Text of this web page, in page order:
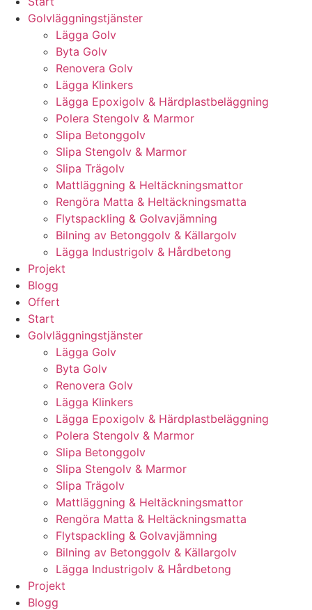
Golvläggningstjänster
Lägga Golv
Byta Golv
Renovera Golv
Lägga Klinkers
Lägga Epoxigolv & Härdplastbeläggning
Polera Stengolv & Marmor
Slipa Betonggolv
Slipa Stengolv & Marmor
Slipa Trägolv
Mattläggning & Heltäckningsmattor
Rengöra Matta & Heltäckningsmatta
Flytspackling & Golvavjämning
Bilning av Betonggolv & Källargolv
Lägga Industrigolv & Hårdbetong
Projekt
Blogg
Offert
Start
Golvläggningstjänster
Lägga Golv
Byta Golv
Renovera Golv
Lägga Klinkers
Lägga Epoxigolv & Härdplastbeläggning
Polera Stengolv & Marmor
Slipa Betonggolv
Slipa Stengolv & Marmor
Slipa Trägolv
Mattläggning & Heltäckningsmattor
Rengöra Matta & Heltäckningsmatta
Flytspackling & Golvavjämning
Bilning av Betonggolv & Källargolv
Lägga Industrigolv & Hårdbetong
Projekt
Blogg